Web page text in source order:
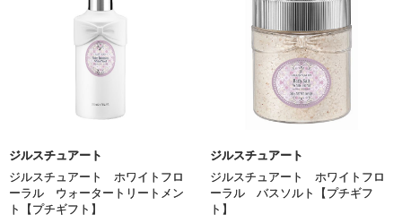
ジルスチュアート
ジルスチュアート ホワイトフロ
ーラル ウォータートリートメン
ト【プチギフト】
ジルスチュアート
ジルスチュアート ホワイトフロ
ーラル バスソルト【プチギフ
ト】